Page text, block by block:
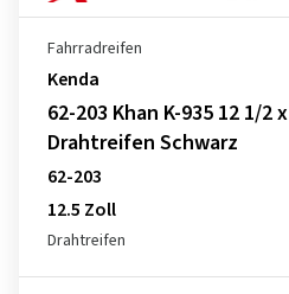
Fahrradreifen
Kenda
62-203 Khan K-935 12 1/2
Drahtreifen Schwarz
62-203
12.5 Zoll
Drahtreifen